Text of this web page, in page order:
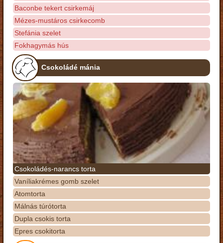
Baconbe tekert csirkemáj
Mézes-mustáros csirkecomb
Stefánia szelet
Fokhagymás hús
Csokoládé mánia
Csokoládés-narancs torta
Vaníliakrémes gomb szelet
Atomtorta
Málnás túrótorta
Dupla csokis torta
Epres csokitorta